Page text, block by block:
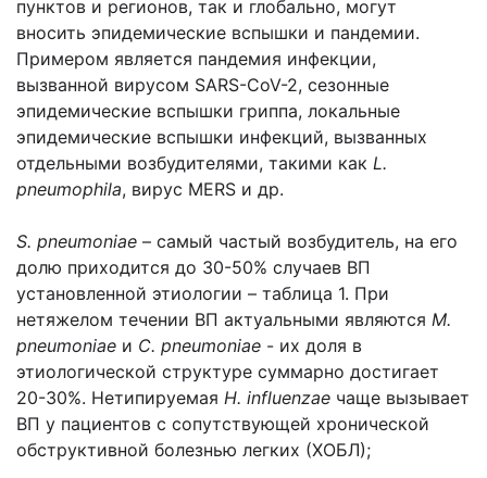
пунктов и регионов, так и глобально, могут
вносить эпидемические вспышки и пандемии.
Примером является пандемия инфекции,
вызванной вирусом SARS-CoV-2, сезонные
эпидемические вспышки гриппа, локальные
эпидемические вспышки инфекций, вызванных
отдельными возбудителями, такими как L.
pneumophila, вирус MERS и др.
S. pneumoniae – самый частый возбудитель, на его
долю приходится до 30-50% случаев ВП
установленной этиологии – таблица 1. При
нетяжелом течении ВП актуальными являются M.
pneumoniae и C. pneumoniae - их доля в
этиологической структуре суммарно достигает
20-30%. Нетипируемая H. influenzae чаще вызывает
ВП у пациентов с сопутствующей хронической
обструктивной болезнью легких (ХОБЛ);